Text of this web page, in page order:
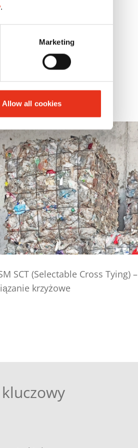
.
Marketing
Allow all cookies
– to typowe
HSM jest
SCT (Selectable Cross Tying) –
krzyżowe